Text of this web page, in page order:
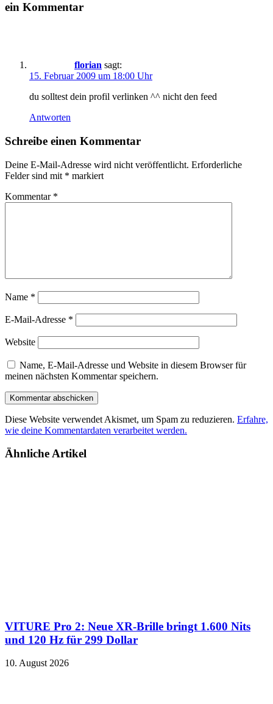
ein Kommentar
florian sagt:
15. Februar 2009 um 18:00 Uhr
du solltest dein profil verlinken ^^ nicht den feed
Antworten
Schreibe einen Kommentar
Deine E-Mail-Adresse wird nicht veröffentlicht. Erforderliche
Felder sind mit * markiert
Kommentar *
Name *
E-Mail-Adresse *
Website
Name, E-Mail-Adresse und Website in diesem Browser für
meinen nächsten Kommentar speichern.
Diese Website verwendet Akismet, um Spam zu reduzieren. Erfahre,
wie deine Kommentardaten verarbeitet werden.
Ähnliche Artikel
VITURE Pro 2: Neue XR-Brille bringt 1.600 Nits
und 120 Hz für 299 Dollar
10. August 2026